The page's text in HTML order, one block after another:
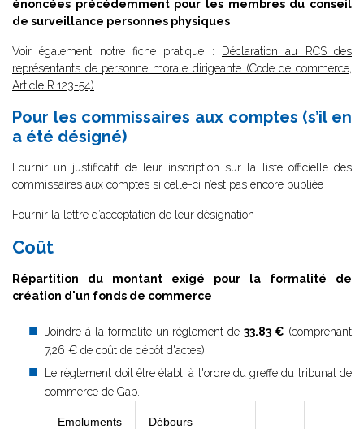
énoncées précédemment pour les membres du conseil
de surveillance personnes physiques
Voir également notre fiche pratique : Déclaration au RCS des
représentants de personne morale dirigeante (Code de commerce,
Article R.123-54)
Pour les commissaires aux comptes (s’il en
a été désigné)
Fournir un justificatif de leur inscription sur la liste officielle des
commissaires aux comptes si celle-ci n’est pas encore publiée
Fournir la lettre d’acceptation de leur désignation
Coût
Répartition du montant exigé pour la formalité de
création d'un fonds de commerce
Joindre à la formalité un règlement de33.83 € (comprenant
7,26 € de coût de dépôt d'actes).
Le règlement doit être établi à l'ordre du greffe du tribunal de
commerce de Gap.
Emoluments
Débours